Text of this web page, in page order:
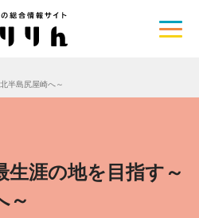
半島尻屋崎へ～
生涯の地を目指す～
～